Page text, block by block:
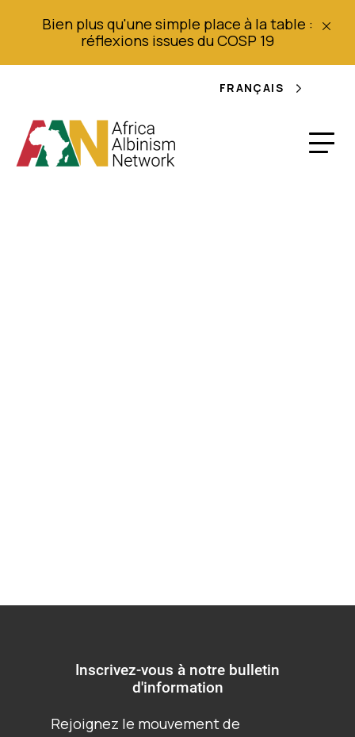
Bien plus qu'une simple place à la table :
réflexions issues du COSP 19
FRANÇAIS
Inscrivez-vous à notre bulletin
d'information
Rejoignez le mouvement de